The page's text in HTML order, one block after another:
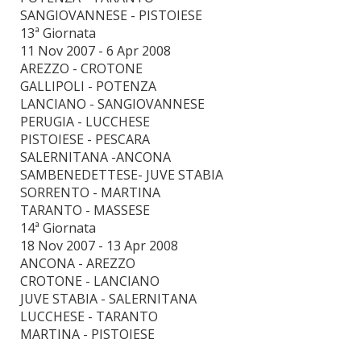
SANGIOVANNESE - PISTOIESE
13ª Giornata
11 Nov 2007 - 6 Apr 2008
AREZZO - CROTONE
GALLIPOLI - POTENZA
LANCIANO - SANGIOVANNESE
PERUGIA - LUCCHESE
PISTOIESE - PESCARA
SALERNITANA -ANCONA
SAMBENEDETTESE- JUVE STABIA
SORRENTO - MARTINA
TARANTO - MASSESE
14ª Giornata
18 Nov 2007 - 13 Apr 2008
ANCONA - AREZZO
CROTONE - LANCIANO
JUVE STABIA - SALERNITANA
LUCCHESE - TARANTO
MARTINA - PISTOIESE